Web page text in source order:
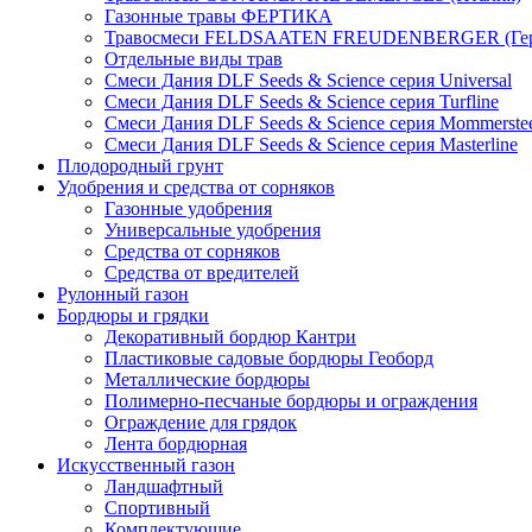
Газонные травы ФЕРТИКА
Травосмеси FELDSAATEN FREUDENBERGER
Отдельные виды трав
Смеси Дания DLF Seeds & Sciеnce серия Universal
Смеси Дания DLF Seeds & Sciеnce серия Turfline
Смеси Дания DLF Seeds & Sciеnce серия
Смеси Дания DLF Seeds & Sciеnce серия Masterline
Плодородный грунт
Удобрения и средства от сорняков
Газонные удобрения
Универсальные удобрения
Средства от сорняков
Средства от вредителей
Рулонный газон
Бордюры и грядки
Декоративный бордюр Кантри
Пластиковые садовые бордюры Геоборд
Металлические бордюры
Полимерно-песчаные бордюры и ограждения
Ограждение для грядок
Лента бордюрная
Искусственный газон
Ландшафтный
Спортивный